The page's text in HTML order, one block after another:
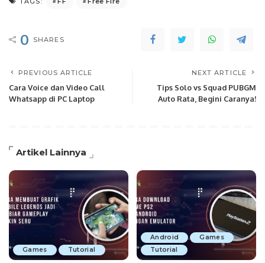
0 SHARES
PREVIOUS ARTICLE
Cara Voice dan Video Call
Whatsapp di PC Laptop
NEXT ARTICLE
Tips Solo vs Squad PUBGM
Auto Rata, Begini Caranya!
Artikel Lainnya
Games Tutorial
Android
Games
Tutorial